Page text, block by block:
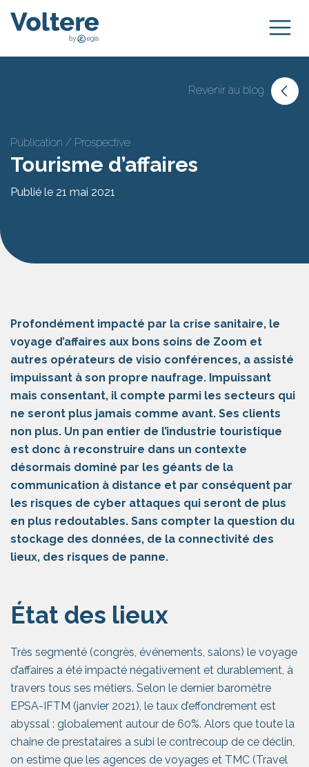
Revenir au blog
Publication / Prospective
Tourisme d’affaires
Publié le 21 mai 2021
Profondément impacté par la crise sanitaire, le
voyage d’affaires aux bons soins de Zoom et
autres opérateurs de visio conférences, a assisté
impuissant à son propre naufrage. Impuissant
mais consentant, il compte parmi les secteurs qui
ne seront plus jamais comme avant. Ses clients
non plus. Un pan entier de l’industrie touristique
est donc à reconstruire dans un contexte
désormais dominé par les géants de la
communication à distance et par conséquent par
les risques de cyber attaques qui seront de plus
en plus redoutables. Sans compter la question du
stockage des données, de la connectivité des
lieux, des risques de panne.
État des lieux
Très segmenté (congrès, événements, salons) le voyage
d’affaires a été impacté négativement et durablement, à
travers tous ses métiers. Selon le dernier baromètre
EPSA-IFTM (janvier 2021), le taux d’effondrement est
abyssal : globalement autour de 60%. Alors que toute la
chaîne de prestataires a subi le contrecoup de ce déclin,
on estime que les agences de voyages et TMC (Travel